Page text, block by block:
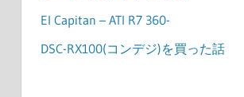
El Capitan – ATI R7 360-
DSC-RX100(コンデジ)を買った話